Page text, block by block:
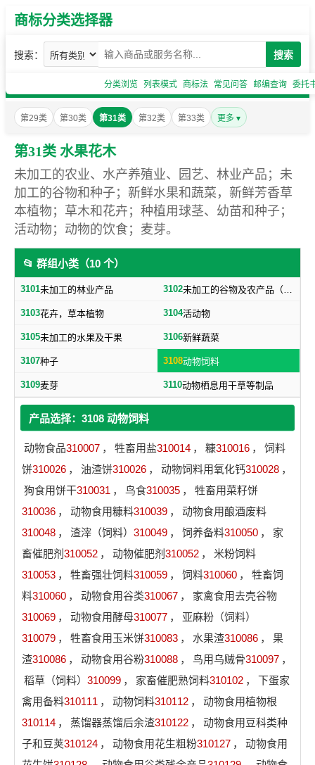
商标分类选择器
搜索： 搜索
分类浏览 列表模式 商标法 常见问答 邮编查询 委托
第29类 第30类 第31类 第32类 第33类 更多 ▾
第31类 水果花木
未加工的农业、水产养殖业、园艺、林业产品；未
加工的谷物和种子；新鲜水果和蔬菜，新鲜芳香草
本植物；草木和花卉；种植用球茎、幼苗和种子；
活动物；动物的饮食；麦芽。
📂 群组小类（10 个）
3101未加工的林业产品 3102 未加工的谷物及农产品（不包括蔬菜，种子）
3103花卉，草本植物 3104活动物
3105未加工的水果及干果 3106新鲜蔬菜
3107种子 3108动物饲料
3109麦芽 3110动物栖息用干草等制品
产品选择：3108 动物饲料
动物食品310007 ， 牲畜用盐310014 ， 糠310016 ，
饲料
饼310026 ， 油渣饼310026 ， 动物饲料用氧化钙310028 ，
狗食用饼干310031 ， 鸟食310035 ，
牲畜用菜籽饼
310036 ， 动物食用糠料310039 ，
动物食用酿酒废料
310048 ， 渣滓（饲料） 310049 ， 饲养备料310050 ，
家
畜催肥剂 310052 ， 动物催肥剂 310052 ，
米粉饲料
310053 ， 牲畜强壮饲料310059 ， 饲料310060 ，
牲畜饲
料310060 ， 动物食用谷类310067 ，
家禽食用去壳谷物
310069 ， 动物食用酵母310077 ，
亚麻粉（饲料）
310079 ， 牲畜食用玉米饼310083 ， 水果渣310086 ，
果
渣310086 ， 动物食用谷粉310088 ， 鸟用乌贼骨310097 ，
稻草（饲料） 310099 ， 家畜催肥熟饲料310102 ，
下蛋家
禽用备料310111 ， 动物饲料310112 ，
动物食用植物根
310114 ， 蒸馏器蒸馏后余渣310122 ，
动物食用豆科类种
子和豆荚310124 ， 动物食用花生粗粉310127 ，
动物食用